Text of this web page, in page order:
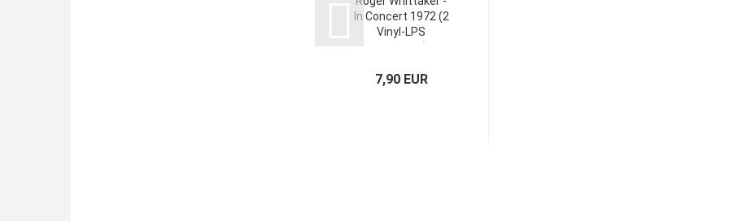
In Concert 1972 (2
Vinyl-LPS
7,90 EUR